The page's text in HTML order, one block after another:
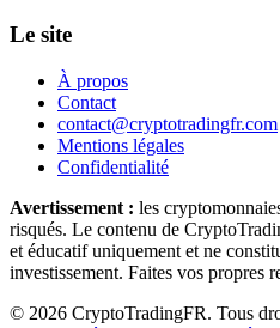
Le site
À propos
Contact
contact@cryptotradingfr.com
Mentions légales
Confidentialité
Avertissement : les
risqués. Le contenu de
et éducatif uniquement et ne
investissement. Faites vos propres
© 2026 CryptoTradingFR. Tous